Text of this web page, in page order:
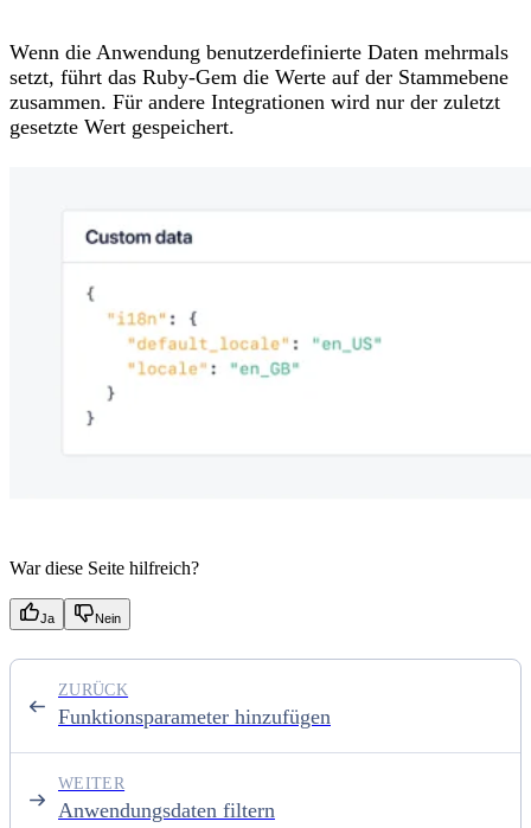
Wenn die Anwendung benutzerdefinierte Daten mehrmals
setzt, führt das Ruby-Gem die Werte auf der Stammebene
zusammen. Für andere Integrationen wird nur der zuletzt
gesetzte Wert gespeichert.
War diese Seite hilfreich?
Ja Nein
Funktionsparameter hinzufügen
ZURÜCK
Anwendungsdaten filtern
WEITER